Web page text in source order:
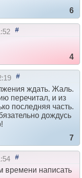
6
#
4
#
ждать. Жаль.
перечитал, и из
последняя часть.
дождусь
7
#
времени написать